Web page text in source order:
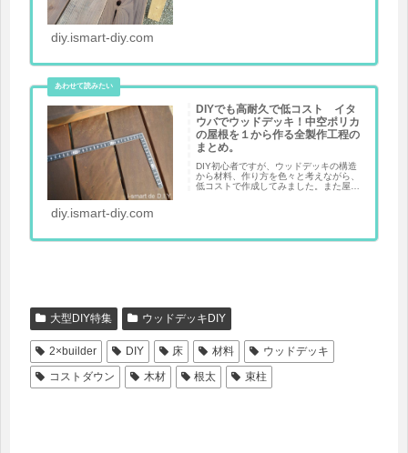
diy.ismart-diy.com
DIYでも高耐久で低コスト イタ
ウバでウッドデッキ！中空ポリカ
の屋根を１から作る全製作工程の
まとめ。
DIY初心者ですが、ウッドデッキの構造
から材料、作り方を色々と考えながら、
低コストで作成してみました。また屋根
diy.ismart-diy.com
大型DIY特集 ウッドデッキDIY
2×builder DIY 床 材料
ウッドデッキ
コストダウン
木材 根太 束柱